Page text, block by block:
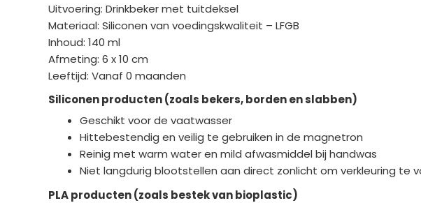
Uitvoering: Drinkbeker met tuitdeksel
Materiaal: Siliconen van voedingskwaliteit – LFGB
Inhoud: 140 ml
Afmeting: 6 x 10 cm
Leeftijd: Vanaf 0 maanden
Siliconen producten (zoals bekers, borden en slabben)
Geschikt voor de vaatwasser
Hittebestendig en veilig te gebruiken in de magnetron
Reinig met warm water en mild afwasmiddel bij handwas
Niet langdurig blootstellen aan direct zonlicht om verkleuring te
PLA producten (zoals bestek van bioplastic)